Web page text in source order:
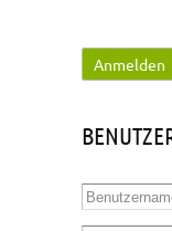
Haupt-
Anmelden